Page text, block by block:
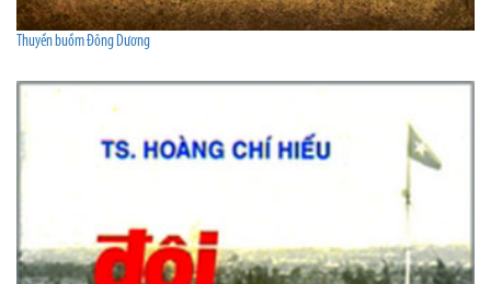
Thuyền buồm Đông Dương